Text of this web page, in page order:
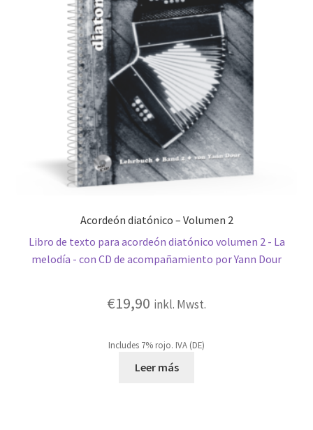
Acordeón diatónico – Volumen 2
Libro de texto para acordeón diatónico volumen 2 - La
melodía - con CD de acompañamiento por Yann Dour
€19,90 inkl. Mwst.
Includes 7% rojo. IVA (DE)
Leer más